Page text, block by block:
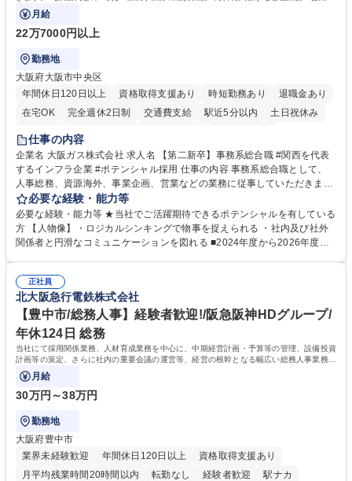
門の企画スタッフ、ルート営業
月給
22万7000円以上
勤務地
大阪府大阪市中央区
年間休日120日以上
資格取得支援あり 時短勤務あり
退職金あり
在宅OK
完全週休2日制 交通費支給 駅近5分以内
土日祝休み
服装自由
第二新卒歓迎
仕事の内容
企業名 大阪ガス株式会社 求人名 【第二新卒】事務系総合職 #関西を代表
するインフラ企業 #ポテンシャル採用 仕事の内容 事務系総合職として、
人事総務、資源海外、事業企画、営業などの業務に従事していただきま
す。 【業務内容の一例】■所属事業部の勤労業務 ■海外に関係する各種業
務 ■営業部門の企画スタッフ、ルート営業 【キャリアパス】入社後の配属
ポジションで一定期間ご活躍頂いた後、本人の適性及び将来のキャリアを
鑑みてジョブローテーションを行います。 【育成】OJTでの現場育成や研
表するインフラ企業 #ポテンシャル採用
必要な経験・能力等
必要な経験・能力等 ★当社でご活躍期待できるポテンシャルを有している
方 【人物像】・ロジカルシンキングで物事を捉えられる ・社内及び社外
関係者と円滑なコミュニケーションを図れる ■2024年度から2026年度ま
72.html ■エネルギーセキュリティの不安定化や気候変動による自然災害の
甚大化など、これまで以上に社会課題解決の重要性が高まっています。
「未来の日常」の創造に向けて持続可能な社会の実現に貢献してまいりま
す。 学歴・資格 学歴：大学院 大学 語学力： 資格：
正社員
北大阪急行電鉄株式会社
【豊中市/総務人事】経験者歓迎!/阪急阪神HDグループ/
年休124日 総務
当社にて採用関係業務、人材育成業務を中心に、中期経営計画・予算等の管理、設備投資
計画等の策定、さらに社内の重要会議の運営等、経営の根幹となる幅広い総務人事業務全
般を担当していただきます。
月給
30万円～38万円
勤務地
大阪府豊中市
業界未経験歓迎
年間休日120日以上
資格取得支援あり
月平均残業時間20時間以内
転勤なし 経験者歓迎
駅ナカ